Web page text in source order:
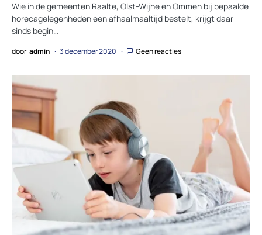
Wie in de gemeenten Raalte, Olst-Wijhe en Ommen bij bepaalde
horecagelegenheden een afhaalmaaltijd bestelt, krijgt daar
sinds begin…
door admin 3 december 2020 Geen reacties